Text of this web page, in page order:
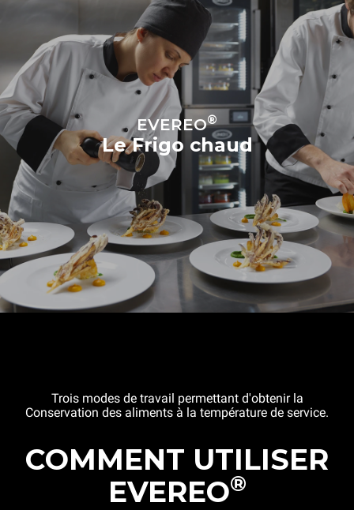
EVEREO®
Le Frigo chaud
Trois modes de travail permettant d'obtenir la
Conservation des aliments à la température de service.
COMMENT UTILISER
EVEREO®